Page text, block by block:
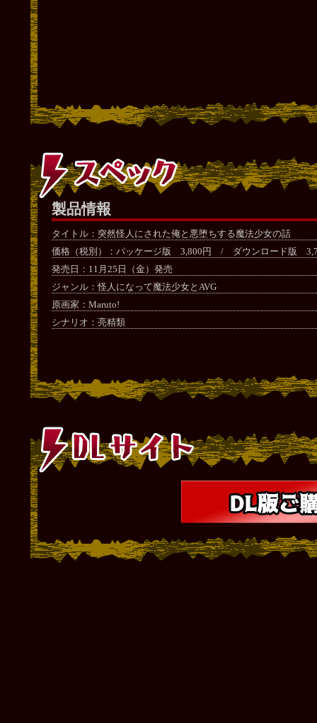
製品情報
タイトル：突然怪人にされた俺と悪堕ちする魔法少女の話
価格（税別）：パッケージ版 3,800円 / ダウンロード版
発売日：11月25日（金）発売
ジャンル：怪人になって魔法少女とAVG
原画家：Maruto!
シナリオ：亮精類